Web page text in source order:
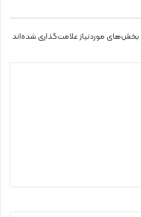
بخش‌های موردنیاز علامت‌گذاری شده‌اند